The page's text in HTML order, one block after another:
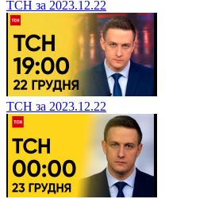
ТСН за 2023.12.22
ТСН за 2023.12.22